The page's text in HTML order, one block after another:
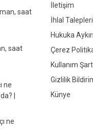
saat
saat
ne
|
ne
İletişim
İhlal
Hukuka
Çerez
Kullanım
Gizlilik
Künye